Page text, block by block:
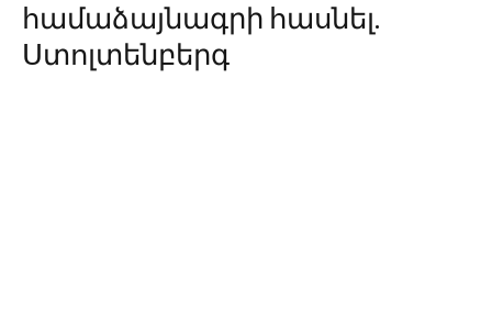
համաձայնագրի հասնել.
Ստոլտենբերգ